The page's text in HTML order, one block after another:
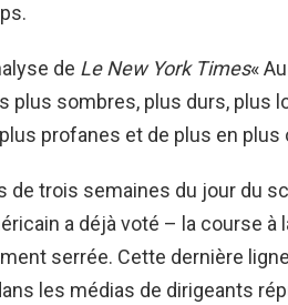
de Le New York Times«
plus sombres, plus durs, plus
profanes et de plus en plus
de trois semaines du jour du
a déjà voté – la course
serrée. Cette dernière
les médias de dirigeants